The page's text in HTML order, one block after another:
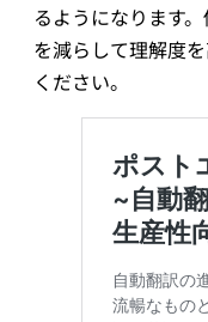
るようになります
を減らして理解度
ください。